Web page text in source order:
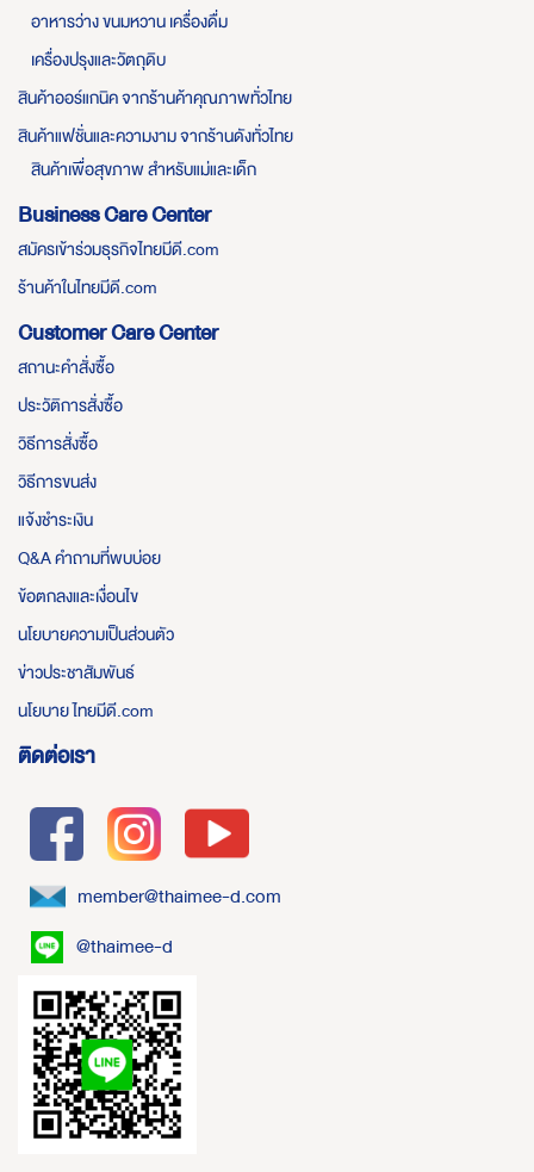
อาหารว่าง ขนมหวาน เครื่องดื่ม
เครื่องปรุงและวัตถุดิบ
สินค้าออร์แกนิค จากร้านค้าคุณภาพทั่วไทย
สินค้าแฟชั่นและความงาม จากร้านดังทั่วไทย
สินค้าเพื่อสุขภาพ สำหรับแม่และเด็ก
Business Care Center
สมัครเข้าร่วมธุรกิจไทยมีดี.com
ร้านค้าในไทยมีดี.com
Customer Care Center
สถานะคำสั่งซื้อ
ประวัติการสั่งซื้อ
วิธีการสั่งซื้อ
วิธีการขนส่ง
แจ้งชำระเงิน
Q&A คำถามที่พบบ่อย
ข้อตกลงและเงื่อนไข
นโยบายความเป็นส่วนตัว
ข่าวประชาสัมพันธ์
นโยบาย ไทยมีดี.com
ติดต่อเรา
member@thaimee-d.com
@thaimee-d